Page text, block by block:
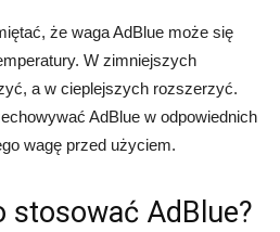
że waga AdBlue może się
W zimniejszych
a w cieplejszych rozszerzyć.
AdBlue w odpowiednich
wagę przed użyciem.
stosować AdBlue?